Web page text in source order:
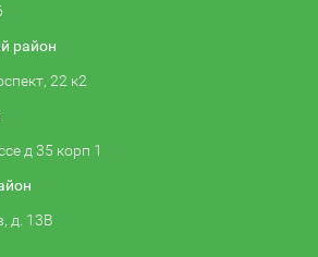
район
22 к2
д 35 корп 1
д. 13В